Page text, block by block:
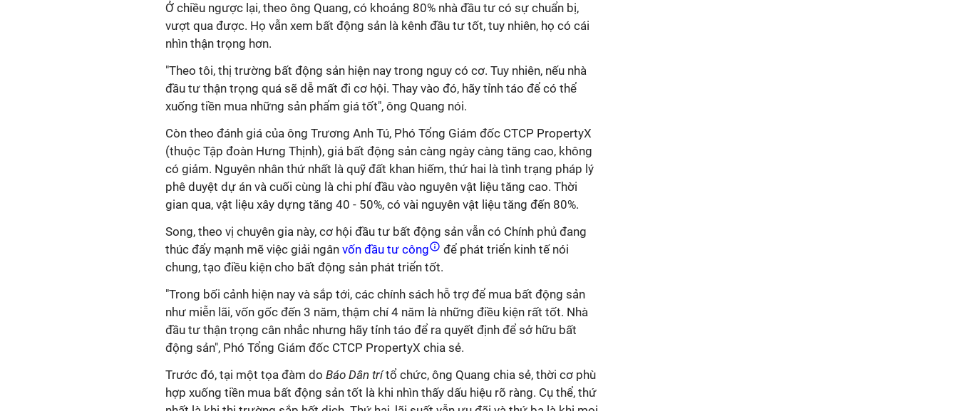
Ở chiều ngược lại, theo ông Quang, có khoảng 80% nhà đầu tư có sự chuẩn bị,
vượt qua được. Họ vẫn xem bất động sản là kênh đầu tư tốt, tuy nhiên, họ có cái
nhìn thận trọng hơn.
"Theo tôi, thị trường bất động sản hiện nay trong nguy có cơ. Tuy nhiên, nếu nhà
đầu tư thận trọng quá sẽ dễ mất đi cơ hội. Thay vào đó, hãy tỉnh táo để có thể
xuống tiền mua những sản phẩm giá tốt", ông Quang nói.
Còn theo đánh giá của ông Trương Anh Tú, Phó Tổng Giám đốc CTCP PropertyX
(thuộc Tập đoàn Hưng Thịnh), giá bất động sản càng ngày càng tăng cao, không
có giảm. Nguyên nhân thứ nhất là quỹ đất khan hiếm, thứ hai là tình trạng pháp lý
phê duyệt dự án và cuối cùng là chi phí đầu vào nguyên vật liệu tăng cao. Thời
gian qua, vật liệu xây dựng tăng 40 - 50%, có vài nguyên vật liệu tăng đến 80%.
Song, theo vị chuyên gia này, cơ hội đầu tư bất động sản vẫn có Chính phủ đang
thúc đẩy mạnh mẽ việc giải ngân vốn đầu tư công
để phát triển kinh tế nói
chung, tạo điều kiện cho bất động sản phát triển tốt.
"Trong bối cảnh hiện nay và sắp tới, các chính sách hỗ trợ để mua bất động sản
như miễn lãi, vốn gốc đến 3 năm, thậm chí 4 năm là những điều kiện rất tốt. Nhà
đầu tư thận trọng cân nhắc nhưng hãy tỉnh táo để ra quyết định để sở hữu bất
động sản", Phó Tổng Giám đốc CTCP PropertyX chia sẻ.
Trước đó, tại một tọa đàm do Báo Dân trítổ chức, ông Quang chia sẻ, thời cơ phù
hợp xuống tiền mua bất động sản tốt là khi nhìn thấy dấu hiệu rõ ràng. Cụ thể, thứ